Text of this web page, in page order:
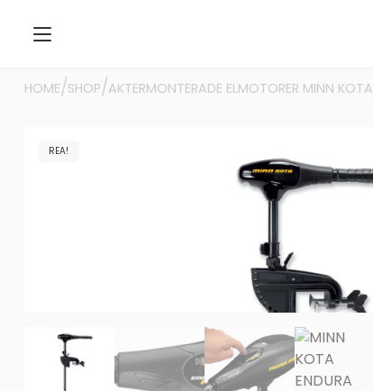
HOME/SHOP/AKTERMONTERADE ELMOTORER MINN KOTA
REA!